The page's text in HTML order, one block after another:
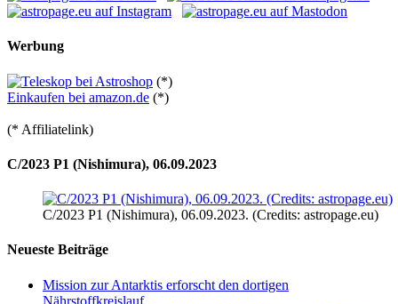
Werbung
(*)
Einkaufen bei amazon.de (*)
(* Affiliatelink)
C/2023 P1 (Nishimura), 06.09.2023
C/2023 P1 (Nishimura), 06.09.2023. (Credits: astropage.eu)
Neueste Beiträge
Mission zur Antarktis erforscht den dortigen
Nährstoffkreislauf